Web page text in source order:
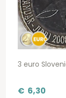
3 euro
€ 6,30